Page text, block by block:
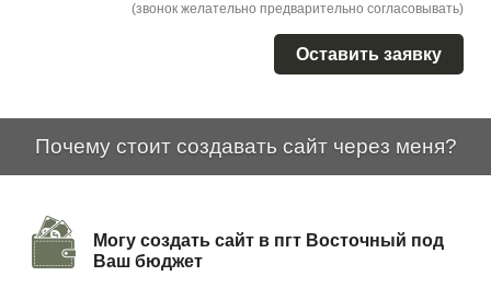
(звонок желательно предварительно согласовывать)
Оставить заявку
Почему стоит создавать сайт через меня?
Могу создать сайт в пгт Восточный под
Ваш бюджет